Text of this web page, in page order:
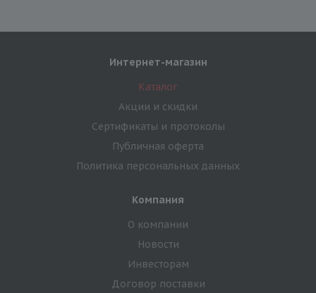
Интернет-магазин
Каталог
Акции и скидки
Сертификаты и протоколы
Публичная оферта
Политика персональных данных
Компания
О компании
Новости
Инвесторам
Договор поставки